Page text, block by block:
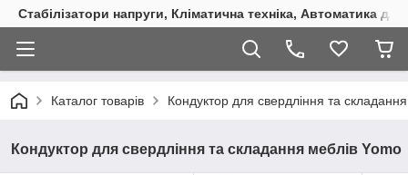
Стабілізатори напруги, Кліматична техніка, Автоматика
Каталог товарів Кондуктор для свердління та
Кондуктор для свердління та складання меблів Yomo